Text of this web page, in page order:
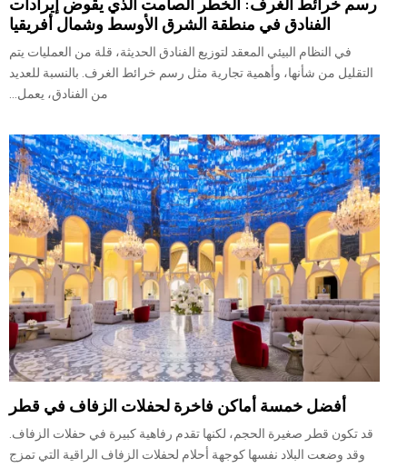
الفنادق في منطقة الشرق الأوسط وشمال أفريقيا
في النظام البيئي المعقد لتوزيع الفنادق الحديثة، قلة من العمليات يتم
التقليل من شأنها، وأهمية تجارية مثل رسم خرائط الغرف. بالنسبة للعديد
من الفنادق، يعمل...
أفضل خمسة أماكن فاخرة لحفلات الزفاف في قطر
قد تكون قطر صغيرة الحجم، لكنها تقدم رفاهية كبيرة في حفلات الزفاف.
وقد وضعت البلاد نفسها كوجهة أحلام لحفلات الزفاف الراقية التي تمزج